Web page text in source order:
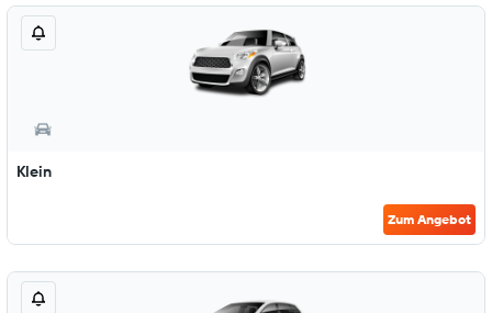
Klein
Zum Angebot